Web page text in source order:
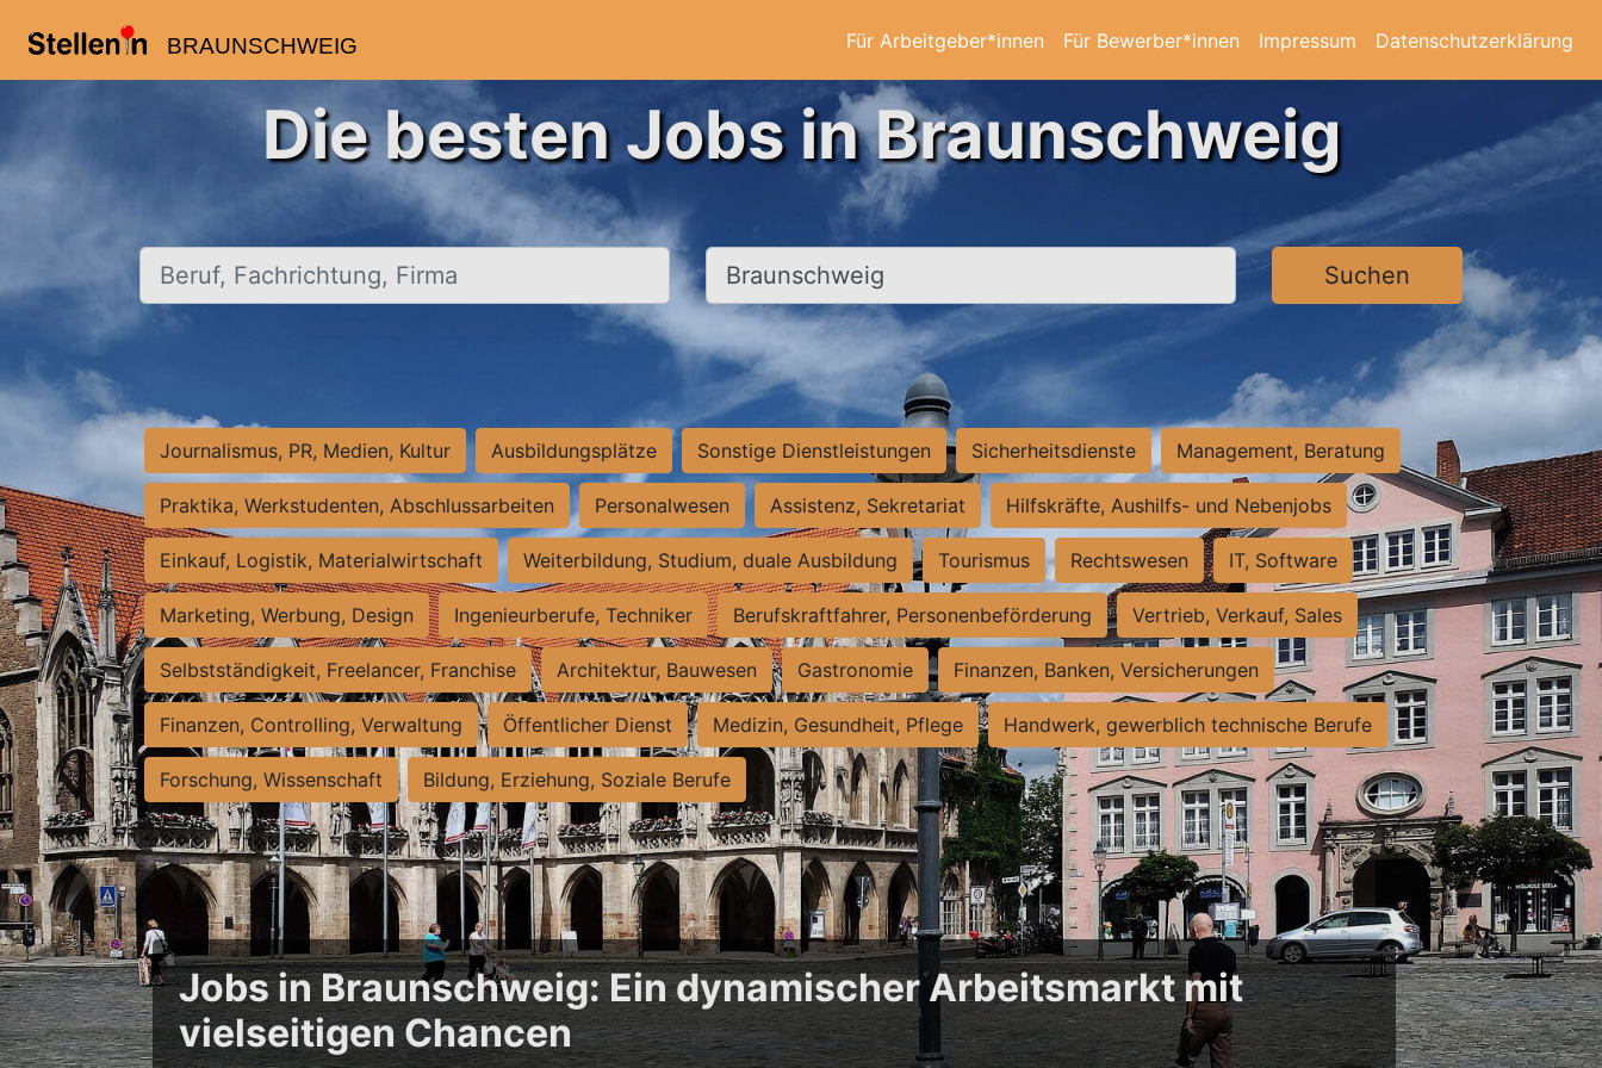
BRAUNSCHWEIG Für Arbeitgeber*innen Für Bewerber*innen Impressum Datenschutzerklärung
Die besten Jobs in Braunschweig
Beruf, Fachrichtung, Firma Ort, Stadt Suchen
Journalismus, PR, Medien, Kultur Ausbildungsplätze Sonstige Dienstleistungen Sicherheitsdienste Management, Beratung
Praktika, Werkstudenten, Abschlussarbeiten Personalwesen Assistenz, Sekretariat Hilfskräfte, Aushilfs- und Nebenjobs
Einkauf, Logistik, Materialwirtschaft Weiterbildung, Studium, duale Ausbildung Tourismus Rechtswesen IT, Software
Marketing, Werbung, Design Ingenieurberufe, Techniker Berufskraftfahrer, Personenbeförderung Vertrieb, Verkauf, Sales
Selbstständigkeit, Freelancer, Franchise Architektur, Bauwesen Gastronomie Finanzen, Banken, Versicherungen
Finanzen, Controlling, Verwaltung Öffentlicher Dienst Medizin, Gesundheit, Pflege Handwerk, gewerblich technische Berufe
Forschung, Wissenschaft Bildung, Erziehung, Soziale Berufe
Jobs in Braunschweig: Ein dynamischer Arbeitsmarkt mit
vielseitigen Chancen